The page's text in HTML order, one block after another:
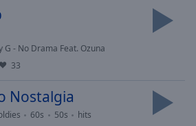
G - No Drama Feat. Ozuna
33
Nostalgia
60s 50s
hits